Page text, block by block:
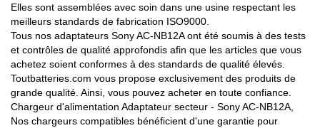
Elles sont assemblées avec soin dans une usine respectant les
meilleurs standards de fabrication ISO9000.
Tous nos adaptateurs Sony AC-NB12A ont été soumis à des tests
et contrôles de qualité approfondis afin que les articles que vous
achetez soient conformes à des standards de qualité élevés.
Toutbatteries.com vous propose exclusivement des produits de
grande qualité. Ainsi, vous pouvez acheter en toute confiance.
Chargeur d'alimentation Adaptateur secteur - Sony AC-NB12A,
Nos chargeurs compatibles bénéficient d'une garantie pour